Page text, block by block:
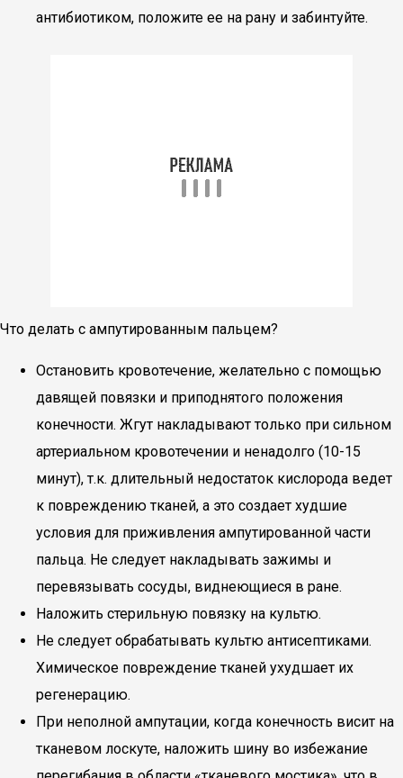
антибиотиком, положите ее на рану и забинтуйте.
Что делать с ампутированным пальцем?
Остановить кровотечение, желательно с помощью
давящей повязки и приподнятого положения
конечности. Жгут накладывают только при сильном
артериальном кровотечении и ненадолго (10-15
минут), т.к. длительный недостаток кислорода ведет
к повреждению тканей, а это создает худшие
условия для приживления ампутированной части
пальца. Не следует накладывать зажимы и
перевязывать сосуды, виднеющиеся в ране.
Наложить стерильную повязку на культю.
Не следует обрабатывать культю антисептиками.
Химическое повреждение тканей ухудшает их
регенерацию.
При неполной ампутации, когда конечность висит на
тканевом лоскуте, наложить шину во избежание